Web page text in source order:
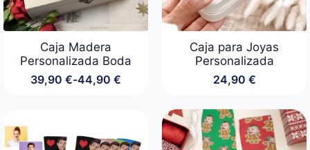
Caja Madera
Personalizada Boda
39,90 €-44,90 €
Rango
39,90 €
Caja para Joyas
Personalizada
24,90 €